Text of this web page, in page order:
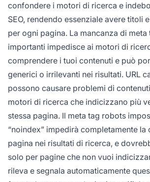
confondere i motori di ricerca e
SEO, rendendo essenziale avere titoli
per ogni pagina. La mancanza di meta
importanti impedisce ai motori di
comprendere i tuoi contenuti e può
generici o irrilevanti nei risultati. URL
possono causare problemi di
motori di ricerca che indicizzano più
stessa pagina. Il meta tag robots
“noindex” impedirà completamente la
pagina nei risultati di ricerca, e
solo per pagine che non vuoi
rileva e segnala automaticamente